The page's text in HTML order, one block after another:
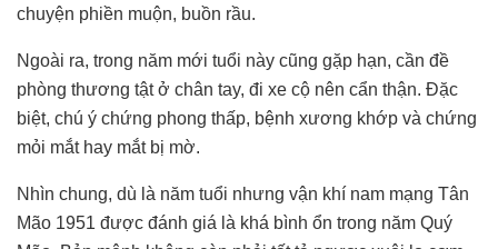
chuyện phiền muộn, buồn rầu.
Ngoài ra, trong năm mới tuổi này cũng gặp hạn, cần đề
phòng thương tật ở chân tay, đi xe cộ nên cẩn thận. Đặc
biệt, chú ý chứng phong thấp, bệnh xương khớp và chứng
mỏi mắt hay mắt bị mờ.
Nhìn chung, dù là năm tuổi nhưng vận khí nam mạng Tân
Mão 1951 được đánh giá là khá bình ổn trong năm Quý